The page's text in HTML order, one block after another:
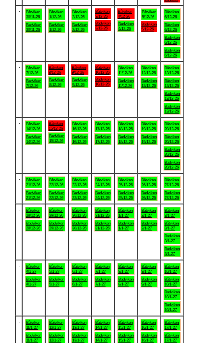
Båtviken
30/11-26
Badviken
30/11-26
Båtviken
1/12-26
Badviken
1/12-26
Båtviken
2/12-26
Badviken
2/12-26
Båtviken
3/12-26
Badviken
3/12-26
Båtviken
4/12-26
Badviken
4/12-26
Båtviken
5/12-26
Badviken
5/12-26
Båtviken
6/12-26
Båtviken
6/12-26
Badviken
6/12-26
Badviken
6/12-26
Båtviken
7/12-26
Badviken
7/12-26
Båtviken
8/12-26
Badviken
8/12-26
Båtviken
9/12-26
Badviken
9/12-26
Båtviken
10/12-26
Badviken
10/12-26
Båtviken
11/12-26
Badviken
11/12-26
Båtviken
12/12-26
Badviken
12/12-26
Båtviken
13/12-26
Båtviken
13/12-26
Badviken
13/12-26
Badviken
13/12-26
Båtviken
14/12-26
Badviken
14/12-26
Båtviken
15/12-26
Badviken
15/12-26
Båtviken
16/12-26
Badviken
16/12-26
Båtviken
17/12-26
Badviken
17/12-26
Båtviken
18/12-26
Badviken
18/12-26
Båtviken
19/12-26
Badviken
19/12-26
Båtviken
20/12-26
Båtviken
20/12-26
Badviken
20/12-26
Badviken
20/12-26
Båtviken
21/12-26
Badviken
21/12-26
Båtviken
22/12-26
Badviken
22/12-26
Båtviken
23/12-26
Badviken
23/12-26
Båtviken
24/12-26
Badviken
24/12-26
Båtviken
25/12-26
Badviken
25/12-26
Båtviken
26/12-26
Badviken
26/12-26
Båtviken
27/12-26
Badviken
27/12-26
Båtviken
28/12-26
Badviken
28/12-26
Båtviken
29/12-26
Badviken
29/12-26
Båtviken
30/12-26
Badviken
30/12-26
Båtviken
31/12-26
Badviken
31/12-26
Båtviken
1/1-27
Badviken
1/1-27
Båtviken
2/1-27
Badviken
2/1-27
Båtviken
3/1-27
Båtviken
3/1-27
Badviken
3/1-27
Badviken
3/1-27
Båtviken
4/1-27
Badviken
4/1-27
Båtviken
5/1-27
Badviken
5/1-27
Båtviken
6/1-27
Badviken
6/1-27
Båtviken
7/1-27
Badviken
7/1-27
Båtviken
8/1-27
Badviken
8/1-27
Båtviken
9/1-27
Badviken
9/1-27
Båtviken
10/1-27
Båtviken
10/1-27
Badviken
10/1-27
Badviken
10/1-27
Båtviken
11/1-27
Badviken
11/1-27
Båtviken
12/1-27
Badviken
12/1-27
Båtviken
13/1-27
Badviken
13/1-27
Båtviken
14/1-27
Badviken
14/1-27
Båtviken
15/1-27
Badviken
15/1-27
Båtviken
16/1-27
Badviken
16/1-27
Båtviken
17/1-27
Båtviken
17/1-27